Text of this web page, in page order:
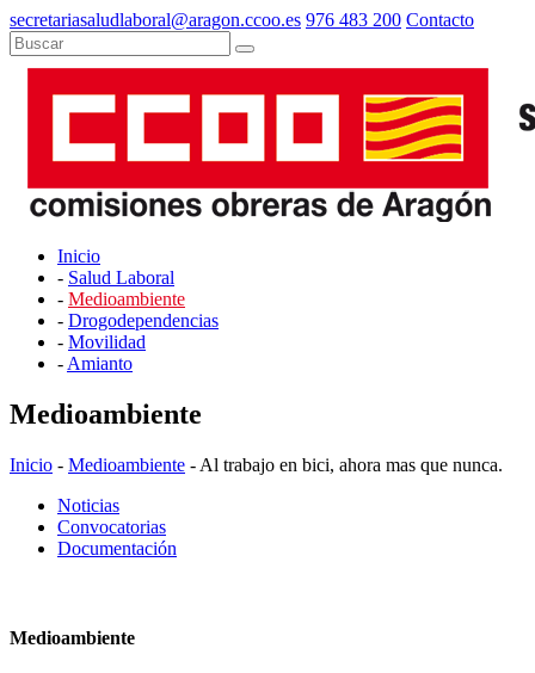
secretariasaludlaboral@aragon.ccoo.es 976 483 200 Contacto
Inicio
- Salud Laboral
- Medioambiente
- Drogodependencias
- Movilidad
- Amianto
Medioambiente
Inicio - Medioambiente - Al trabajo en bici, ahora mas que nunca.
Noticias
Convocatorias
Documentación
Medioambiente